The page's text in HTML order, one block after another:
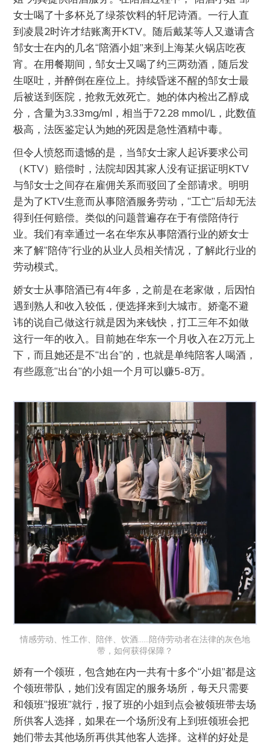
女士喝了十多杯兑了绿茶饮料的轩尼诗酒。一行人直
到凌晨2时许才结账离开KTV。随后戴某等人又邀请含
邹女士在内的几名“陪酒小姐”来到上海某火锅店吃夜
宵。在用餐期间，邹女士又喝了约三两劲酒，随后发
生呕吐，并醉倒在座位上。持续昏迷不醒的邹女士最
后被送到医院，抢救无效死亡。她的体内检出乙醇成
分，含量为3.33mg/ml，相当于72.28 mmol/L，此数值
极高，法医鉴定认为她的死因是急性酒精中毒。
但令人愤怒而遗憾的是，当邹女士家人起诉要求公司
（KTV）赔偿时，法院却因其家人没有证据证明KTV
与邹女士之间存在雇佣关系而驳回了全部请求。明明
是为了KTV生意而从事陪酒服务劳动，“工亡”后却无法
得到任何赔偿。类似的问题普遍存在于有偿陪侍行
业。我们有幸通过一名在华东从事陪酒行业的娇女士
来了解“陪侍”行业的从业人员相关情况，了解此行业的
劳动模式。
娇女士从事陪酒已有4年多，之前是在老家做，后因怕
遇到熟人和收入较低，便选择来到大城市。娇毫不避
讳的说自己做这行就是因为来钱快，打工三年不如做
这行一年的收入。目前她在华东一个月收入在2万元上
下，而且她还是不“出台”的，也就是单纯陪客人喝酒，
有些愿意“出台”的小姐一个月可以赚5-8万。
情感劳动、性工作、陪伴、饮酒……陪侍劳动者在法律的灰色地
带，如何获得保障？
娇有一个领班，包含她在内一共有十多个“小姐”都是这
个领班带队，她们没有固定的服务场所，每天只需要
和领班“报班”就行，报了班的小姐到点会被领班带去场
所供客人选择，如果在一个场所没有上到班领班会把
她们带去其他场所再供其他客人选择。这样的好处是